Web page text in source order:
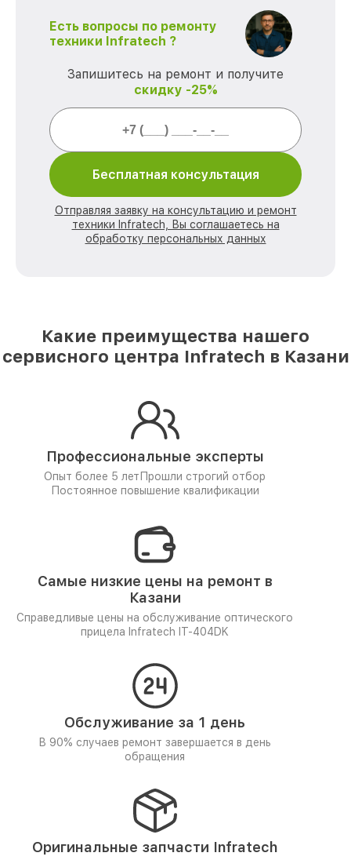
Есть вопросы по ремонту
техники Infratech ?
Запишитесь на ремонт и получите
скидку -25%
Бесплатная консультация
Отправляя заявку на консультацию и ремонт
техники Infratech, Вы соглашаетесь на
обработку персональных данных
Какие преимущества нашего
сервисного центра Infratech в Казани
Профессиональные эксперты
Опыт более 5 лет Прошли строгий отбор
Постоянное повышение квалификации
Самые низкие цены на ремонт в
Казани
Справедливые цены на обслуживание оптического
прицела Infratech IT-404DK
Обслуживание за 1 день
В 90% случаев ремонт завершается в день
обращения
Оригинальные запчасти Infratech